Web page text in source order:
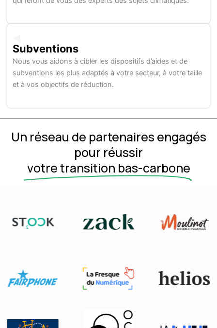
Subventions
Nous vous aidons à cibler les dispositifs d’aides et de
subventions les plus adaptés à votre secteur, à votre taille
et à vos objectifs de réduction.
Un réseau de partenaires engagés
pour réussir
votre transition bas-carbone